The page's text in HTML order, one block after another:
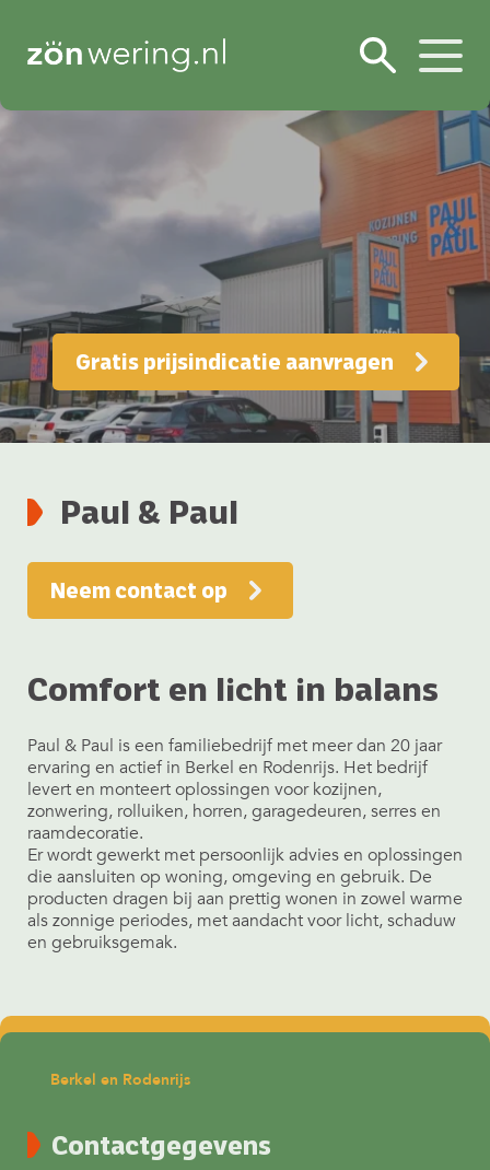
Gratis prijsindicatie aanvragen
Paul & Paul
Neem contact op
Comfort en licht in balans
Paul & Paul is een familiebedrijf met meer dan 20 jaar
ervaring en actief in Berkel en Rodenrijs. Het bedrijf
levert en monteert oplossingen voor kozijnen,
zonwering, rolluiken, horren, garagedeuren, serres en
raamdecoratie.
Er wordt gewerkt met persoonlijk advies en oplossingen
die aansluiten op woning, omgeving en gebruik. De
producten dragen bij aan prettig wonen in zowel warme
als zonnige periodes, met aandacht voor licht, schaduw
en gebruiksgemak.
Berkel en Rodenrijs
Contactgegevens